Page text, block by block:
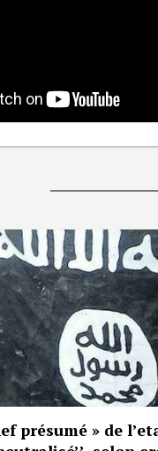
présumé » de